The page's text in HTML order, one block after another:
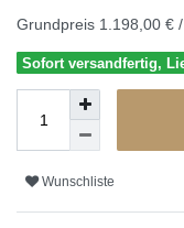
Grundpreis 1.198,00 €
Sofort versandfertig,
Wunschliste